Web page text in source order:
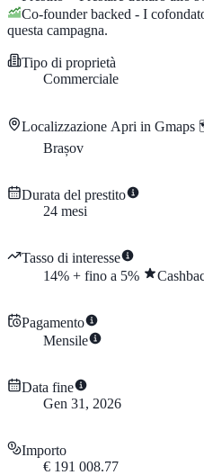
Co-founder backed - I
questa campagna.
Tipo di proprietà
Commerciale
Localizzazione Apri in
Brașov
Durata del prestito
24 mesi
Tasso di interesse
14% + fino a 5%
Pagamento
Mensile
Data fine
Gen 31, 2026
Importo
€ 191 008.77